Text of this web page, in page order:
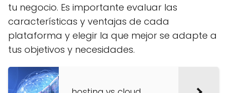
tu negocio. Es importante evaluar las
características y ventajas de cada
plataforma y elegir la que mejor se adapte a
tus objetivos y necesidades.